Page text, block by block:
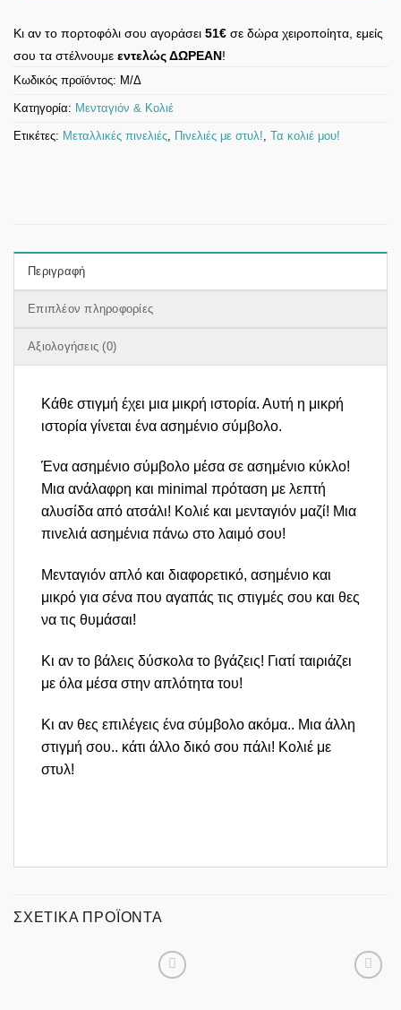
Κι αν το πορτοφόλι σου αγοράσει 51€ σε δώρα χειροποίητα, εμείς
σου τα στέλνουμε εντελώς ΔΩΡΕΑΝ!
Κωδικός προϊόντος: Μ/Δ
Κατηγορία: Μενταγιόν & Κολιέ
Ετικέτες: Μεταλλικές πινελιές Πινελιές με στυλ! Τα κολιέ μου!
Περιγραφή
Επιπλέον πληροφορίες
Αξιολογήσεις (0)
Κάθε στιγμή έχει μια μικρή ιστορία. Αυτή η μικρή
ιστορία γίνεται ένα ασημένιο σύμβολο.
Ένα ασημένιο σύμβολο μέσα σε ασημένιο κύκλο!
Μια ανάλαφρη και minimal πρόταση με λεπτή
αλυσίδα από ατσάλι! Κολιέ και μενταγιόν μαζί! Μια
πινελιά ασημένια πάνω στο λαιμό σου!
Μενταγιόν απλό και διαφορετικό, ασημένιο και
μικρό για σένα που αγαπάς τις στιγμές σου και θες
να τις θυμάσαι!
Κι αν το βάλεις δύσκολα το βγάζεις! Γιατί ταιριάζει
με όλα μέσα στην απλότητα του!
Κι αν θες επιλέγεις ένα σύμβολο ακόμα.. Μια άλλη
στιγμή σου.. κάτι άλλο δικό σου πάλι! Κολιέ με
στυλ!
ΣΧΕΤΙΚΆ ΠΡΟΪΌΝΤΑ